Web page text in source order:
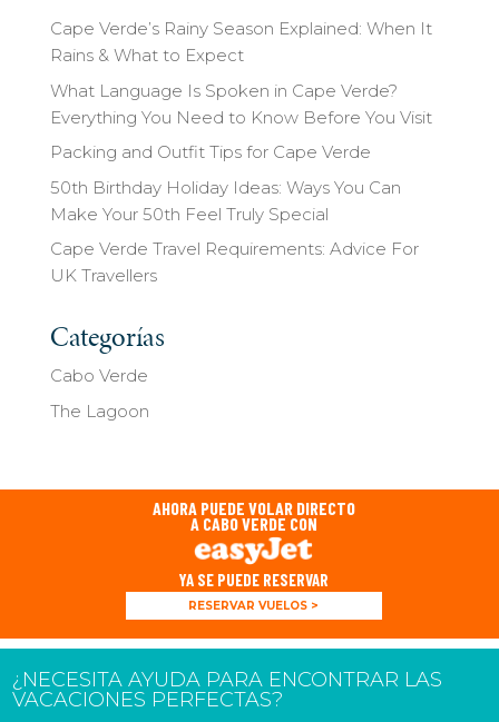
Cape Verde’s Rainy Season Explained: When It
Rains & What to Expect
What Language Is Spoken in Cape Verde?
Everything You Need to Know Before You Visit
Packing and Outfit Tips for Cape Verde
50th Birthday Holiday Ideas: Ways You Can
Make Your 50th Feel Truly Special
Cape Verde Travel Requirements: Advice For
UK Travellers
Categorías
Cabo Verde
The Lagoon
AHORA PUEDE VOLAR DIRECTO
A CABO VERDE CON
YA SE PUEDE RESERVAR
RESERVAR VUELOS >
¿NECESITA AYUDA PARA ENCONTRAR LAS
VACACIONES PERFECTAS?